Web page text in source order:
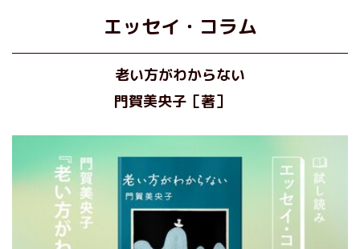
エッセイ・コラム
老い方がわからない
門賀美央子［著］